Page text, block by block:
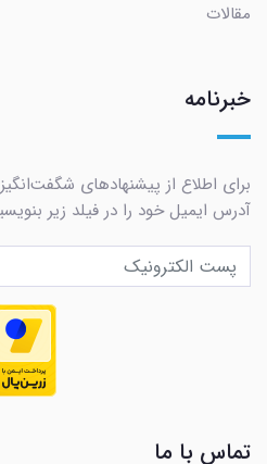
مقالات
خبرنامه
برای اطلاع از پیشنهادهای
آدرس ایمیل خود را در فیلد زیر
تماس با ما